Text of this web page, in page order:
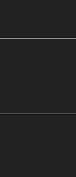
im nächsten